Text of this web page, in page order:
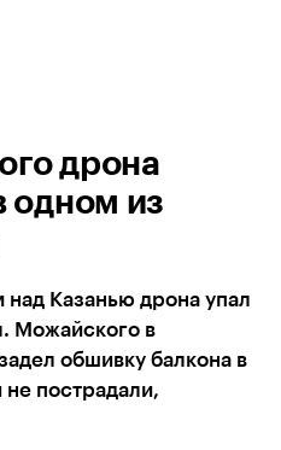
дрона
одном из
Казанью дрона упал
Можайского в
обшивку балкона в
пострадали,